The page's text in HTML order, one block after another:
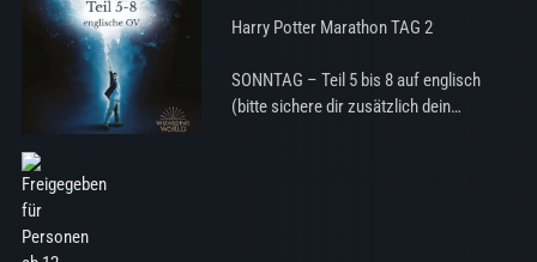
Harry Potter Marathon TAG 2
SONNTAG – Teil 5 bis 8 auf englisch
(bitte sichere dir zusätzlich dein